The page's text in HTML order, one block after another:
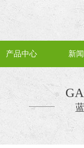
产品中心 新